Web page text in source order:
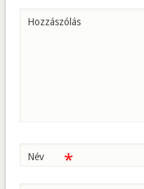
Hozzászólás
Név *